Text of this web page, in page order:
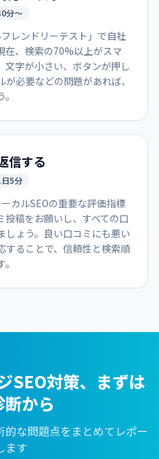
分〜
レンドリーテスト」で自社
在、検索の70%以上がスマ
文字が小さい、ボタンが押し
必要などの問題があれば、
信する
日5分
カルSEOの重要な評価指標
投稿をお願いし、すべての口
しょう。良い口コミにも悪い
することで、信頼性と検索順
SEO対策、まずは
から
な問題点をまとめてレポー
ます